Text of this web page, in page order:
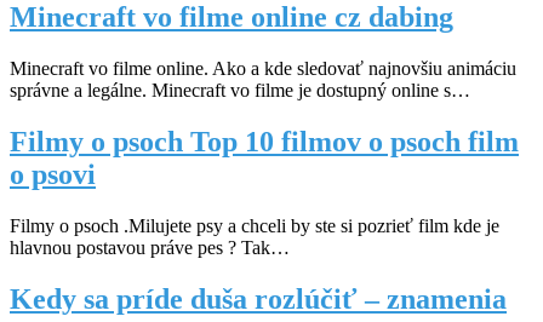
Minecraft vo filme online cz dabing
Minecraft vo filme online. Ako a kde sledovať najnovšiu animáciu
správne a legálne. Minecraft vo filme je dostupný online s…
Filmy o psoch Top 10 filmov o psoch film
o psovi
Filmy o psoch .Milujete psy a chceli by ste si pozrieť film kde je
hlavnou postavou práve pes ? Tak…
Kedy sa príde duša rozlúčiť – znamenia